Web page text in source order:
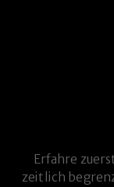
Erfahre
zeitlich